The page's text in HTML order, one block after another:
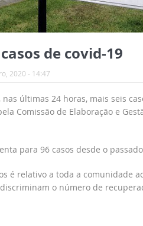
de covid-19
2020 - 14:47
últimas 24 horas, mais seis
Comissão de Elaboração e
para 96 casos desde o
é relativo a toda a comunidade
o número de